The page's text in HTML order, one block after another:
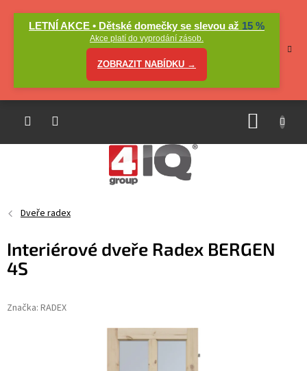
LETNÍ AKCE • Dětské domečky se slevou až 15 %
Akce platí do vyprodání zásob.
ZOBRAZIT NABÍDKU →
Dveře radex
Interiérové dveře Radex BERGEN
4S
Značka: RADEX